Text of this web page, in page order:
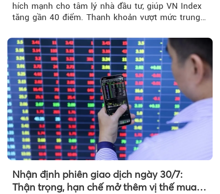
hích mạnh cho tâm lý nhà đầu tư, giúp VN Index
tăng gần 40 điểm. Thanh khoản vượt mức trung
Nhận định phiên giao dịch ngày 30/7:
Thận trọng, hạn chế mở thêm vị thế mua